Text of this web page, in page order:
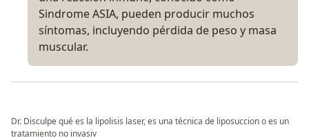
Sindrome ASIA, pueden producir muchos
síntomas, incluyendo pérdida de peso y masa
muscular.
Dr. Disculpe qué es la lipolisis laser, es una técnica de liposuccion o es un
tratamiento no invasiv